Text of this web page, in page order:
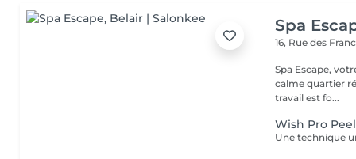
Spa
16, Rue des
Spa Escape,
calme quartier
travail est fo...
Wish Pro